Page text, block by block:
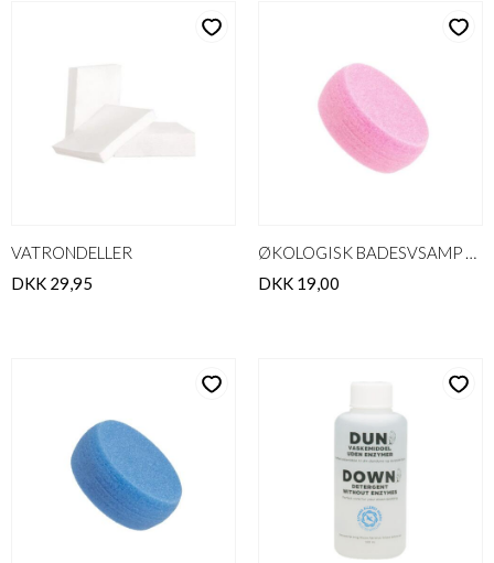
VATRONDELLER
DKK 29,95
ØKOLOGISK BADESVSAMP PINK
DKK 19,00